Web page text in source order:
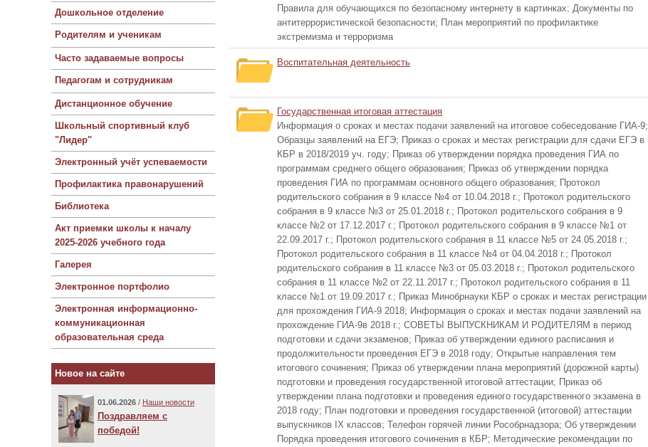
Дошкольное отделение
Родителям и ученикам
Часто задаваемые вопросы
Педагогам и сотрудникам
Дистанционное обучение
Школьный спортивный клуб
"Лидер"
Электронный учёт успеваемости
Профилактика правонарушений
Библиотека
Акт приемки школы к началу
2025-2026 учебного года
Галерея
Электронное портфолио
Электронная информационно-
коммуникационная
образовательная среда
Новое на сайте
01.06.2026 / Наши новости
Поздравляем с
победой!
Правила для обучающихся по безопасному интернету в картинках; Документы по
антитеррористической безопасности; План мероприятий по профилактике
экстремизма и терроризма
Воспитательная деятельность
Государственная итоговая аттестация
Информация о сроках и местах подачи заявлений на итоговое собеседование ГИА-9;
Образцы заявлений на ЕГЭ; Приказ о сроках и местах регистрации для сдачи ЕГЭ в
КБР в 2018/2019 уч. году; Приказ об утверждении порядка проведения ГИА по
программам среднего общего образования; Приказ об утверждении порядка
проведения ГИА по программам основного общего образования; Протокол
родительского собрания в 9 классе №4 от 10.04.2018 г.; Протокол родительского
собрания в 9 классе №3 от 25.01.2018 г.; Протокол родительского собрания в 9
классе №2 от 17.12.2017 г.; Протокол родительского собрания в 9 классе №1 от
22.09.2017 г.; Протокол родительского собрания в 11 классе №5 от 24.05.2018 г.;
Протокол родительского собрания в 11 классе №4 от 04.04.2018 г.; Протокол
родительского собрания в 11 классе №3 от 05.03.2018 г.; Протокол родительского
собрания в 11 классе №2 от 22.11.2017 г.; Протокол родительского собрания в 11
классе №1 от 19.09.2017 г.; Приказ Минобрнауки КБР о сроках и местах регистрации
для прохождения ГИА-9 2018; Информация о сроках и местах подачи заявлений на
прохождение ГИА-9в 2018 г.; СОВЕТЫ ВЫПУСКНИКАМ И РОДИТЕЛЯМ в период
подготовки и сдачи экзаменов; Приказ об утверждении единого расписания и
продолжительности проведения ЕГЭ в 2018 году; Открытые направления тем
итогового сочинения; Приказ об утверждении плана мероприятий (дорожной карты)
подготовки и проведения государственной итоговой аттестации; Приказ об
утверждении плана подготовки и проведения единого государственного экзамена в
2018 году; План подготовки и проведения государственной (итоговой) аттестации
выпускников IX классов; Телефон горячей линии Рособрнадзора; Об утверждении
Порядка проведения итогового сочинения в КБР; Методические рекомендации по